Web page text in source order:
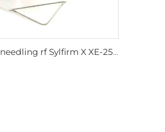
Punta de microneedling rf Sylfirm X XE-25 cartucho de Sylfirm X de Viol